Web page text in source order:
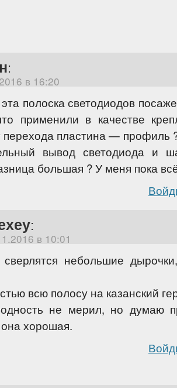
:
в 16:20
полоска светодиодов
применили в качестве
перехода пластина — профиль
вывод светодиода и
большая ? У меня пока
:
в 10:01
сверлятся небольшие
всю полосу на казанский
не мерил, но думаю
хорошая.